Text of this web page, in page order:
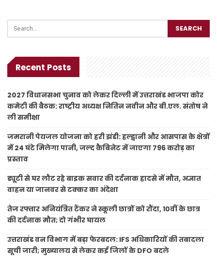
Recent Posts
2027 विधानसभा चुनाव को लेकर दिल्ली में उत्तराखंड भाजपा कोर
कमेटी की बैठक: राष्ट्रीय अध्यक्ष नितिन नवीन और बी.एल. संतोष ने
ली समीक्षा
जमरानी पेयजल योजना को हरी झंडी: हल्द्वानी और आसपास के क्षेत्रों
में 24 घंटे मिलेगा पानी, जल्द कैबिनेट में जाएगा 796 करोड़ का
प्रस्ताव
ड्यूटी से घर लौट रहे बाइक सवार की दर्दनाक हादसे में मौत, अज्ञात
वाहन या जानवर से टक्कर का अंदेशा
तेज रफ्तार अनियंत्रित टैंकर ने स्कूली छात्रों को रौंदा, 10वीं के छात्र
की दर्दनाक मौत; दो गंभीर घायल
उत्तराखंड वन विभाग में बड़ा फेरबदल: IFS अधिकारियों की तबादला
सूची जारी; मुख्यालय से लेकर कई जिलों के DFO बदले